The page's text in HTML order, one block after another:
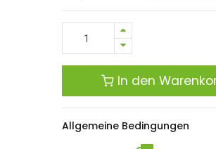
In den
Allgemeine Bedingungen